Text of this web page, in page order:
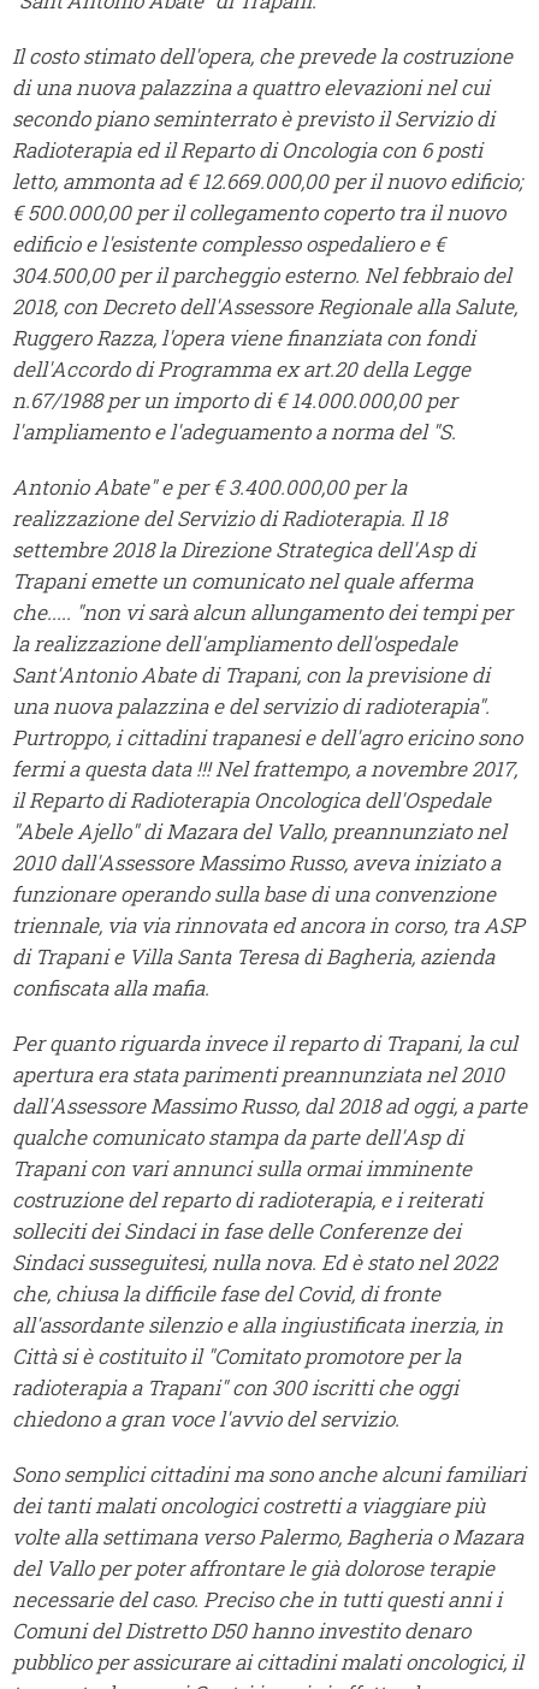
Il costo stimato dell'opera, che prevede la costruzione
di una nuova palazzina a quattro elevazioni nel cui
secondo piano seminterrato è previsto il Servizio di
Radioterapia ed il Reparto di Oncologia con 6 posti
letto, ammonta ad € 12.669.000,00 per il nuovo edificio;
€ 500.000,00 per il collegamento coperto tra il nuovo
edificio e l'esistente complesso ospedaliero e €
304.500,00 per il parcheggio esterno. Nel febbraio del
2018, con Decreto dell'Assessore Regionale alla Salute,
Ruggero Razza, l'opera viene finanziata con fondi
dell'Accordo di Programma ex art.20 della Legge
n.67/1988 per un importo di € 14.000.000,00 per
l'ampliamento e l'adeguamento a norma del "S.
Antonio Abate" e per € 3.400.000,00 per la
realizzazione del Servizio di Radioterapia. Il 18
settembre 2018 la Direzione Strategica dell'Asp di
Trapani emette un comunicato nel quale afferma
che..... "non vi sarà alcun allungamento dei tempi per
la realizzazione dell'ampliamento dell'ospedale
Sant'Antonio Abate di Trapani, con la previsione di
una nuova palazzina e del servizio di radioterapia".
Purtroppo, i cittadini trapanesi e dell'agro ericino sono
fermi a questa data !!! Nel frattempo, a novembre 2017,
il Reparto di Radioterapia Oncologica dell'Ospedale
"Abele Ajello" di Mazara del Vallo, preannunziato nel
2010 dall'Assessore Massimo Russo, aveva iniziato a
funzionare operando sulla base di una convenzione
triennale, via via rinnovata ed ancora in corso, tra ASP
di Trapani e Villa Santa Teresa di Bagheria, azienda
confiscata alla mafia.
Per quanto riguarda invece il reparto di Trapani, la cul
apertura era stata parimenti preannunziata nel 2010
dall'Assessore Massimo Russo, dal 2018 ad oggi, a parte
qualche comunicato stampa da parte dell'Asp di
Trapani con vari annunci sulla ormai imminente
costruzione del reparto di radioterapia, e i reiterati
solleciti dei Sindaci in fase delle Conferenze dei
Sindaci susseguitesi, nulla nova. Ed è stato nel 2022
che, chiusa la difficile fase del Covid, di fronte
all'assordante silenzio e alla ingiustificata inerzia, in
Città si è costituito il "Comitato promotore per la
radioterapia a Trapani" con 300 iscritti che oggi
chiedono a gran voce l'avvio del servizio.
Sono semplici cittadini ma sono anche alcuni familiari
dei tanti malati oncologici costretti a viaggiare più
volte alla settimana verso Palermo, Bagheria o Mazara
del Vallo per poter affrontare le già dolorose terapie
necessarie del caso. Preciso che in tutti questi anni i
Comuni del Distretto D50 hanno investito denaro
pubblico per assicurare ai cittadini malati oncologici, il